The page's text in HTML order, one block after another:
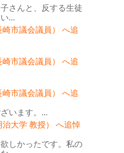
子さんと、反する生徒
...
市議会議員） へ追
市議会議員） へ追
市議会議員） へ追
います。...
治大学 教授） へ追悼
欲しかったです。私の